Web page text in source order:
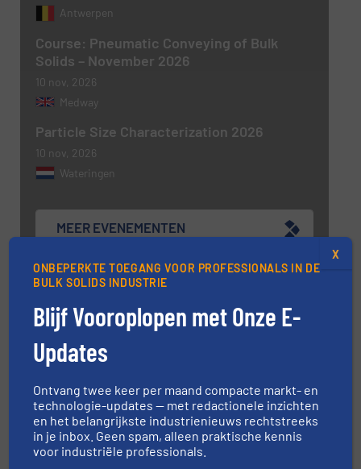
Antwerpen
Course: Pneumatic Conveying of Bulk
Solids – November 2026
10 nov, 2026
Medway
Particle Size Characterization 2026
10 nov, 2026
Wateringen
MEER EVENEMENTEN
Vind producten / leverancier
PRODUCTGIDS
ZOEK BEDRIJF A - Z
ONBEPERKTE TOEGANG VOOR PROFESSIONALS IN DE
BULK SOLIDS INDUSTRIE
Blijf Vooroplopen met Onze E-
Updates
Ontvang twee keer per maand compacte markt- en
technologie-updates — met redactionele inzichten
en het belangrijkste industrienieuws rechtstreeks
in je inbox. Geen spam, alleen praktische kennis
voor industriële professionals.
X